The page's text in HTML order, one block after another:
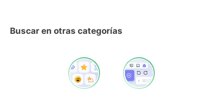
Buscar en otras categorías